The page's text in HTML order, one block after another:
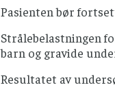
Pasienten bør
Strålebelastningen
barn og gravide
Resultatet av